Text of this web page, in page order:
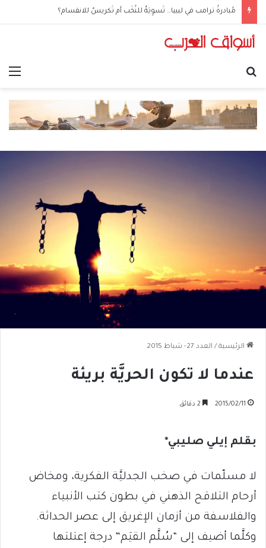
مُبادرةُ ترامب في ليبيا… تَسوِيَةٌ للنُخَب أم تَكريسٌ للانقسام؟
الرئيسية / العدد 27- شباط 2015
عندما لا تكون الحريَّة بريئة
2015/02/11
بقلم إيلي صليبي*
لا مسلّمات في صخب الجدليَّة الفكرية، ومخاض
أرحام التلاقح الذهني في بطون كتب الأنبياء
والفلاسفة من أزمان الإغريق إلى عصر الحداثة.
وكلَّما أضيف إلى “سُلَّم القيَم” درجة إعتلتها